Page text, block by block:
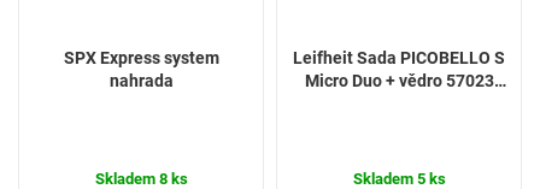
SPX Express system
nahrada
Skladem 8 ks
Leifheit Sada PICOBELLO S
Micro Duo + vědro 57023
Skladem 5 ks